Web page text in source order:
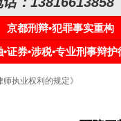
京都刑辩•犯罪事实重构
•证券•涉税•专业刑事辩护
执业权利的规定》